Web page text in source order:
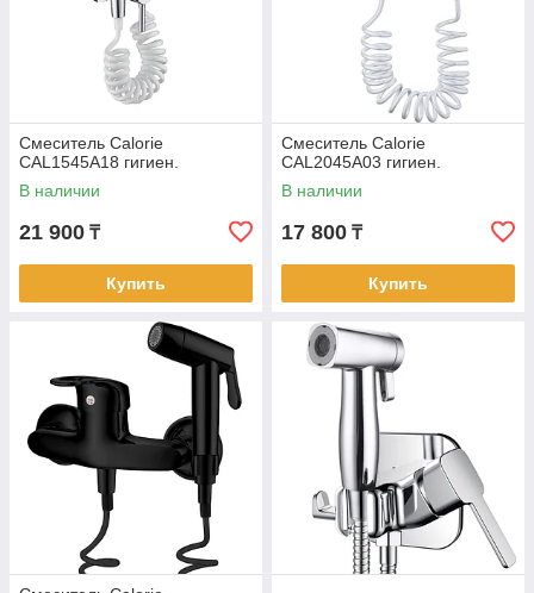
Смеситель Calorie
CAL1545A18 гигиен.
В наличии
21 900 ₸
Купить
Смеситель Calorie
CAL2045A03 гигиен.
В наличии
17 800 ₸
Купить